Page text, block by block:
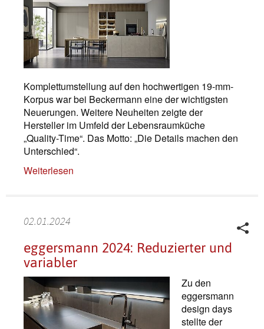
Komplettumstellung auf den hochwertigen 19-mm-
Korpus war bei Beckermann eine der wichtigsten
Neuerungen. Weitere Neuheiten zeigte der
Hersteller im Umfeld der Lebensraumküche
„Quality-Time“. Das Motto: „Die Details machen den
Unterschied“.
Weiterlesen
02.01.2024
eggersmann 2024: Reduzierter und
variabler
Zu den
eggersmann
design days
stellte der